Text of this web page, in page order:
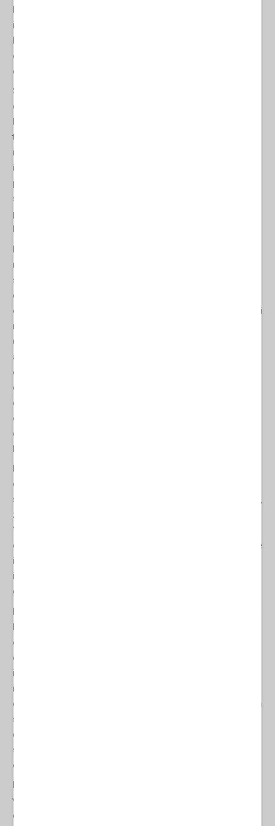
incarnandolo nella figura patologica del suo primo ministro:
colonialismo di insediamento, l’apartheid strutturale, ma la
deviazione personale di un leader oltranzista.
Si tratta di un classico meccanismo di neutralizzazione dove il
dissenso viene inglobato nel sistema come correzione interna.
traviato da un personaggio divenuto all’improvviso ingombrante,
indesiderabile. E così la parola genocidio ha fatto il suo gracile
ingresso nel consesso della comunicazione accettata ma,
perlopiù, continua a essere modulata, calmierata in “uso
sproporzionato della forza”. Innocenti e bambini uccisi, invece,
persistono nella disumana catalogazione di “effetti collaterali”. E
nemico strategico cambia, la morale recupera la sua arroganza
selettiva e si adatta prontamente al nuovo nemico utile. E così
quando Israele decide di attaccare l’Iran - accusato da anni di
essere la mefistofelica minaccia alla “civiltà liberale” - il sistema si
ricompatta. Questa volta, pur nella configurazione di
un’ennesima violazione del quadro legale internazionale, le tanto
amate categorie di “aggredito” e “aggressore” adottate per il
confronto Russia-Ucraina, subiscono la censura repressiva del
doppio standard
da decenni attraverso stereotipi coloniali (patriarcato,
oscurantismo, teocrazia punitiva), serve a restaurare l’immagine
di Israele come avamposto avanzato della modernità con
che sia in flagrante violazione di ogni presunta norma. Come si
sono subito premurati a dichiarare i leader di Francia e Germania,
zelanti servitori del loro viscido padrone a stelle e strisce, Israele
“ha il diritto di difendersi” a prescindere, persino nel momento in
cui aggredisce. Il paradosso è totale: l’aggressore coloniale viene
immediatamente riabilitato nel quadro di una subordinata legalità
internazionale, a condizione che il nemico sia utile agli interessi
geopolitici occidentali.
come fondamentalmente sacrificabile. Edward Said ben chiarì
come l’orientalismo non fosse solo una matrice culturale, ma un
impianto politico destinato a costruire un soggetto coloniale
inferiore, compatibile con la governance imperiale, mai
emancipabile. La selettività morale dell’Occidente è razionale nella
sua funzione imperiale, persino scontata, banale nella gestione
del suo male: garantire il controllo delle rotte energetiche, la
stabilità degli alleati regionali, l’egemonia simbolica del mondo
euroamericano.
variabile tattica. Il suo martirio prolungato è il prezzo accettabile
da pagare per la preservazione di un ordine globale basato sulla